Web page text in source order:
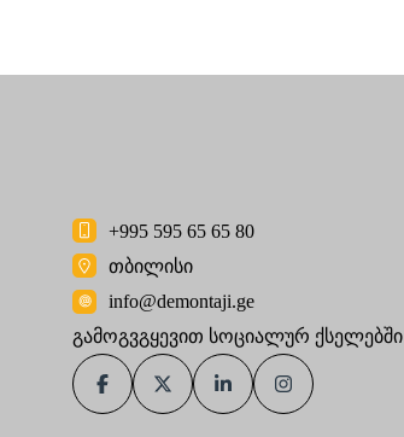
+995 595 65 65 80
თბილისი
info@demontaji.ge
გამოგვგყევით სოციალურ ქსელებში